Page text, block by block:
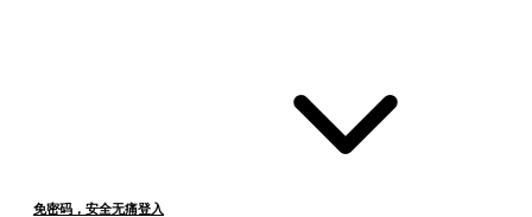
免密码，安全无痛登入